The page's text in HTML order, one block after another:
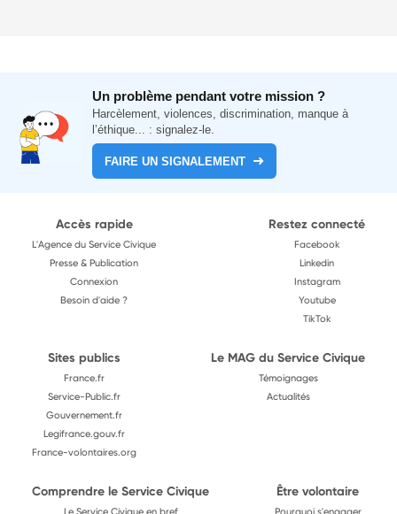
Un problème pendant votre mission ?
Harcèlement, violences, discrimination, manque à
l’éthique... : signalez-le.
FAIRE UN SIGNALEMENT
Accès rapide
L'Agence du Service Civique
Presse & Publication
Connexion
Besoin d'aide ?
Restez connecté
Facebook
Linkedin
Instagram
Youtube
TikTok
Sites publics
France.fr
Service-Public.fr
Gouvernement.fr
Legifrance.gouv.fr
France-volontaires.org
Le MAG du Service Civique
Témoignages
Actualités
Comprendre le Service Civique
Le Service Civique en bref
Être volontaire
Pourquoi s'engager